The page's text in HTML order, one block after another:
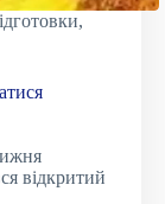
,
відкритий